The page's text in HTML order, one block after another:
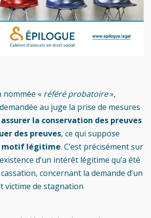
« référé probatoire»,
au juge la prise de mesures
la conservation des preuves
des preuves, ce qui suppose
motif légitime. C’est précisément sur
d’un intérêt légitime qu’a été
concernant la demande d’un
victime de stagnation